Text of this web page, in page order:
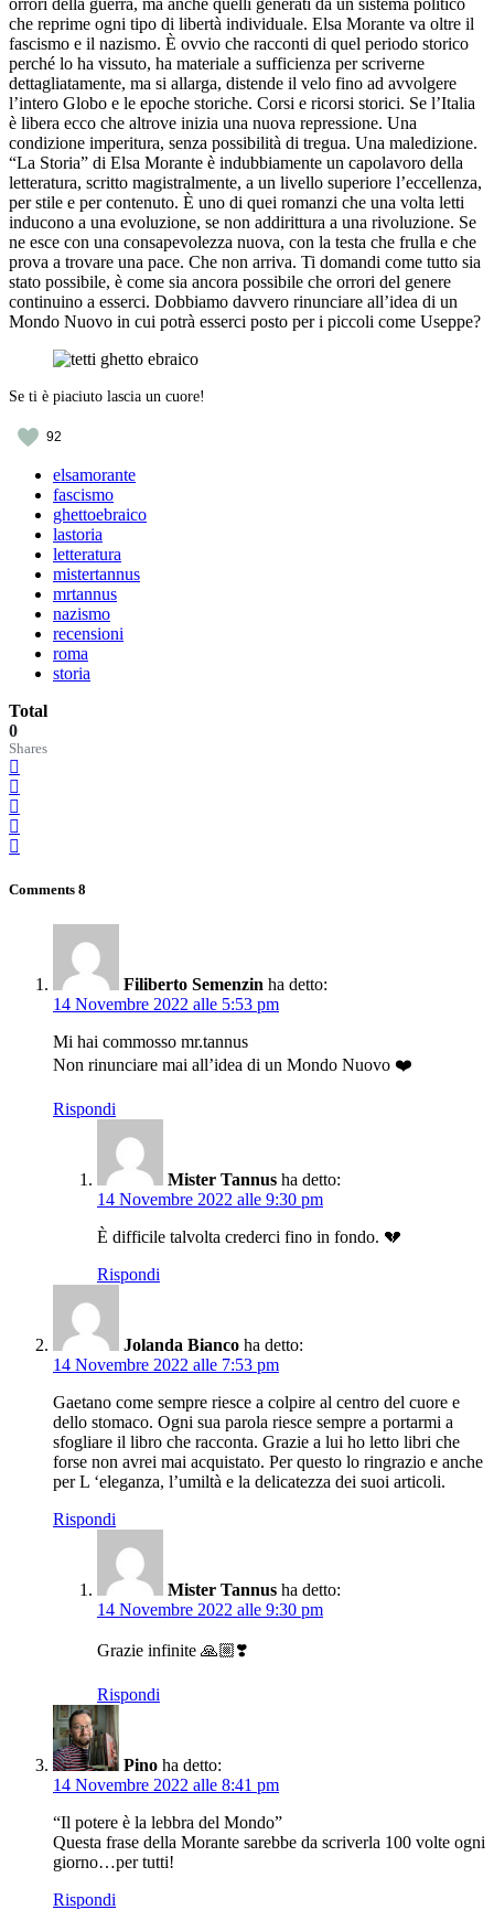
che reprime ogni tipo di libertà individuale. Elsa Morante va oltre il
fascismo e il nazismo. È ovvio che racconti di quel periodo storico
perché lo ha vissuto, ha materiale a sufficienza per scriverne
dettagliatamente, ma si allarga, distende il velo fino ad avvolgere
l’intero Globo e le epoche storiche. Corsi e ricorsi storici. Se l’Italia
è libera ecco che altrove inizia una nuova repressione. Una
condizione imperitura, senza possibilità di tregua. Una maledizione.
“La Storia” di Elsa Morante è indubbiamente un capolavoro della
letteratura, scritto magistralmente, a un livello superiore l’eccellenza,
per stile e per contenuto. È uno di quei romanzi che una volta letti
inducono a una evoluzione, se non addirittura a una rivoluzione. Se
ne esce con una consapevolezza nuova, con la testa che frulla e che
prova a trovare una pace. Che non arriva. Ti domandi come tutto sia
stato possibile, è come sia ancora possibile che orrori del genere
continuino a esserci. Dobbiamo davvero rinunciare all’idea di un
Mondo Nuovo in cui potrà esserci posto per i piccoli come Useppe?
Se ti è piaciuto lascia un cuore!
92
elsamorante
fascismo
ghettoebraico
lastoria
letteratura
mistertannus
mrtannus
nazismo
recensioni
roma
storia
Total
0
Shares
Comments 8
Filiberto Semenzin ha detto:
14 Novembre 2022 alle 5:53 pm
Mi hai commosso mr.tannus
Non rinunciare mai all’idea di un Mondo Nuovo ❤️
Rispondi
Mister Tannus ha detto:
14 Novembre 2022 alle 9:30 pm
È difficile talvolta crederci fino in fondo. 💔
Rispondi
Jolanda Bianco ha detto:
14 Novembre 2022 alle 7:53 pm
Gaetano come sempre riesce a colpire al centro del cuore e
dello stomaco. Ogni sua parola riesce sempre a portarmi a
sfogliare il libro che racconta. Grazie a lui ho letto libri che
forse non avrei mai acquistato. Per questo lo ringrazio e anche
per L ‘eleganza, l’umiltà e la delicatezza dei suoi articoli.
Rispondi
Mister Tannus ha detto:
14 Novembre 2022 alle 9:30 pm
Grazie infinite 🙏🏼❣️
Rispondi
Pino ha detto:
14 Novembre 2022 alle 8:41 pm
“Il potere è la lebbra del Mondo”
Questa frase della Morante sarebbe da scriverla 100 volte ogni
giorno…per tutti!
Rispondi